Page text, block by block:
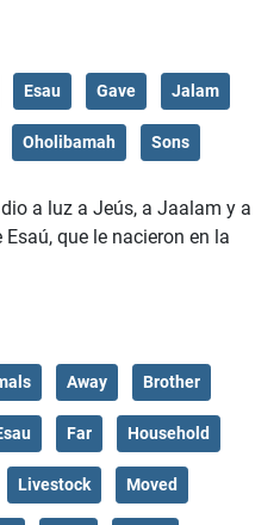
Esau Gave Jalam
Oholibamah Sons
a luz a Jeús, a Jaalam y a
que le nacieron en la
Away Brother
Far Household
Livestock Moved